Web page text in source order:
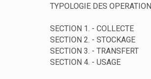
TYPOLOGIE DES
SECTION 1. - COLLECTE
SECTION 2. - STOCKAGE
SECTION 3. - TRANSFERT
SECTION 4. - USAGE